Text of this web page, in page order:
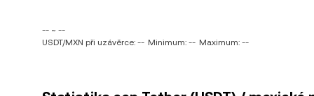
-- ~ --
USDT/MXN při uzávěrce: -- Minimum: -- Maximum: --